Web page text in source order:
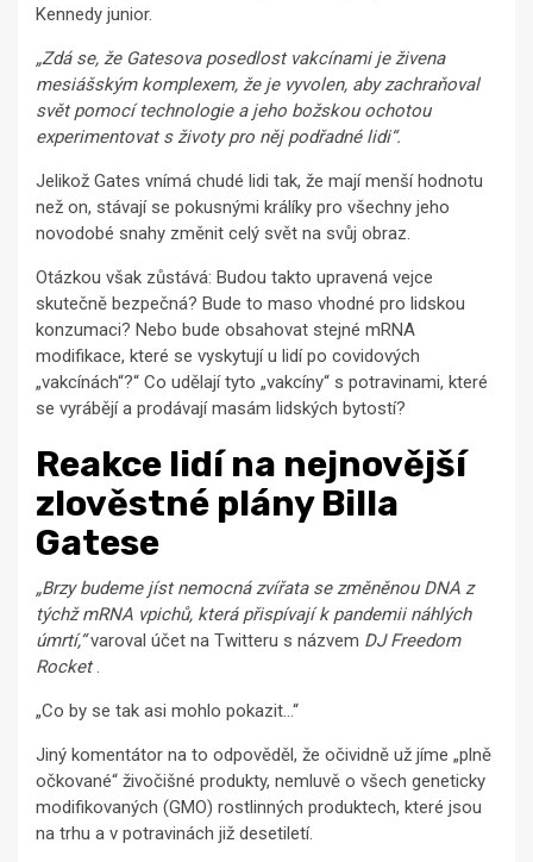
Kennedy junior.
„Zdá se, že Gatesova posedlost vakcínami je živena
mesiášským komplexem, že je vyvolen, aby zachraňoval
svět pomocí technologie a jeho božskou ochotou
experimentovat s životy pro něj podřadné lidi“.
Jelikož Gates vnímá chudé lidi tak, že mají menší hodnotu
než on, stávají se pokusnými králíky pro všechny jeho
novodobé snahy změnit celý svět na svůj obraz.
Otázkou však zůstává: Budou takto upravená vejce
skutečně bezpečná? Bude to maso vhodné pro lidskou
konzumaci? Nebo bude obsahovat stejné mRNA
modifikace, které se vyskytují u lidí po covidových
„vakcínách“?“ Co udělají tyto „vakcíny“ s potravinami, které
se vyrábějí a prodávají masám lidských bytostí?
Reakce lidí na nejnovější
zlověstné plány Billa
Gatese
„Brzy budeme jíst nemocná zvířata se změněnou DNA z
týchž mRNA vpichů, která přispívají k pandemii náhlých
úmrtí,“varoval účet na Twitteru s názvem DJ Freedom
Rocket.
„Co by se tak asi mohlo pokazit…“
Jiný komentátor na to odpověděl, že očividně už jíme „plně
očkované“ živočišné produkty, nemluvě o všech geneticky
modifikovaných (GMO) rostlinných produktech, které jsou
na trhu a v potravinách již desetiletí.